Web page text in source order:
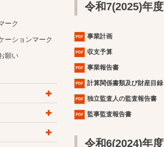
令和7(2025)年度
事業計画
収支予算
事業報告書
計算関係書類及び財産目録
独立監査人の監査報告書
監事監査報告書
令和6(2024)年度
ーク
ーションマーク
願い